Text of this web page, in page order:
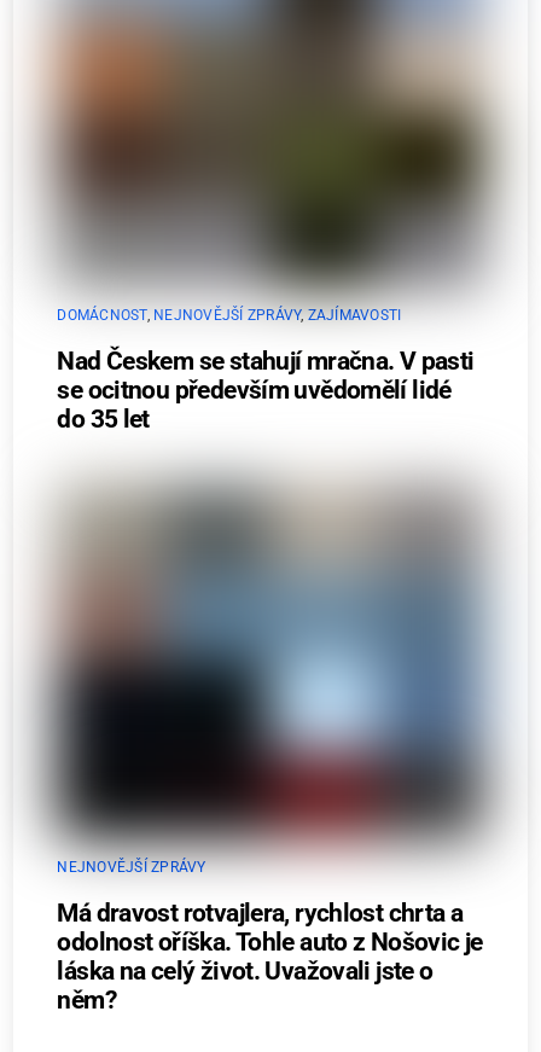
DOMÁCNOST, NEJNOVĚJŠÍ ZPRÁVY, ZAJÍMAVOSTI
Nad Českem se stahují mračna. V pasti
se ocitnou především uvědomělí lidé
do 35 let
NEJNOVĚJŠÍ ZPRÁVY
Má dravost rotvajlera, rychlost chrta a
odolnost oříška. Tohle auto z Nošovic je
láska na celý život. Uvažovali jste o
něm?